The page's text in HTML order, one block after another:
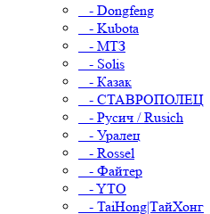
- Dongfeng
- Kubota
- МТЗ
- Solis
- Казак
- СТАВРОПОЛЕЦ
- Русич / Rusich
- Уралец
- Rossel
- Файтер
- YTO
- TaiHong|ТайХонг